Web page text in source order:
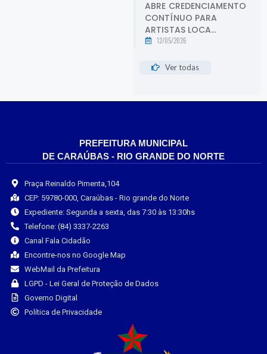
ABRE CREDENCIAMENTO
CONTÍNUO PARA
ARTISTAS LOCA...
12/05/2026
Ver todas
PREFEITURA MUNICIPAL
DE CARAÚBAS - RIO GRANDE DO NORTE
Praça Reinaldo Pimenta,104
CEP: 59780-000, Caraúbas - Rio grande do Norte
Expediente: Segunda a sexta, das 7:30 às 13:30hs
Telefone: (84) 3337-2263
Canal Fala Cidadão
Encontre-nos no Google Map
WebMail da Prefeitura
LGPD - Lei Geral de Proteção de Dados
Governo Digital
Política de Privacidade